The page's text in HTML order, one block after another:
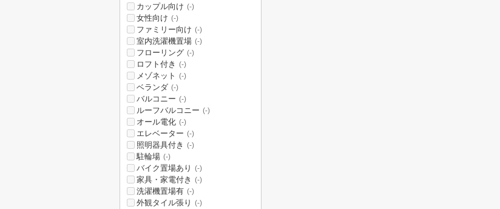
カップル向け (-)
女性向け (-)
ファミリー向け (-)
室内洗濯機置場 (-)
フローリング (-)
ロフト付き (-)
メゾネット (-)
ベランダ (-)
バルコニー (-)
ルーフバルコニー (-)
オール電化 (-)
エレベーター (-)
照明器具付き (-)
駐輪場 (-)
バイク置場あり (-)
家具・家電付き (-)
洗濯機置場有 (-)
外観タイル張り (-)